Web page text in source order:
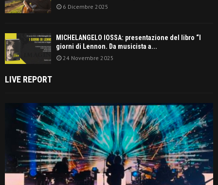
6 Dicembre 2025
MICHELANGELO IOSSA: presentazione del libro “I
giorni di Lennon. Da musicista a...
24 Novembre 2025
LIVE REPORT